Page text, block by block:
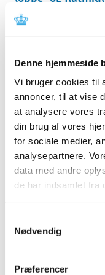
Denne hjemmeside
Vi bruger cookies til
annoncer, til at vise
at analysere vores
din brug af vores
for sociale medier,
analysepartnere.
data med andre
de har indsamlet fra
Nødvendig
Præferencer
revurderes
hvordan naturen
Forslag til
medicinsk udstyr
|6. januar 2023|
EU Kommissionen
lovændring af
|5. januar 2023
omfattet af reglerne